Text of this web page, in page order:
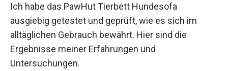
Ich habe das PawHut Tierbett Hundesofa
ausgiebig getestet und geprüft, wie es sich im
alltäglichen Gebrauch bewährt. Hier sind die
Ergebnisse meiner Erfahrungen und
Untersuchungen.